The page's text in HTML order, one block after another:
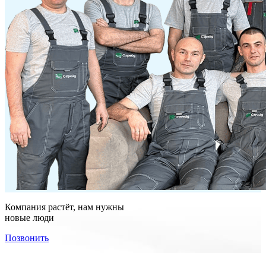
Компания растёт, нам нужны
новые люди
Позвонить